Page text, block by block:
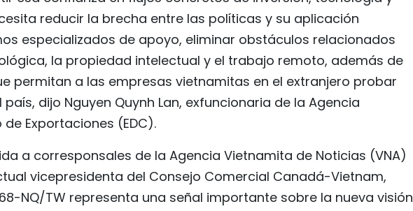
reducir la brecha entre las políticas y su aplicación
especializados de apoyo, eliminar obstáculos relacionados
la propiedad intelectual y el trabajo remoto, además de
permitan a las empresas vietnamitas en el extranjero probar
dijo Nguyen Quynh Lan, exfuncionaria de la Agencia
Exportaciones (EDC).
a corresponsales de la Agencia Vietnamita de Noticias (VNA)
vicepresidenta del Consejo Comercial Canadá-Vietnam,
NQ/TW representa una señal importante sobre la nueva visión